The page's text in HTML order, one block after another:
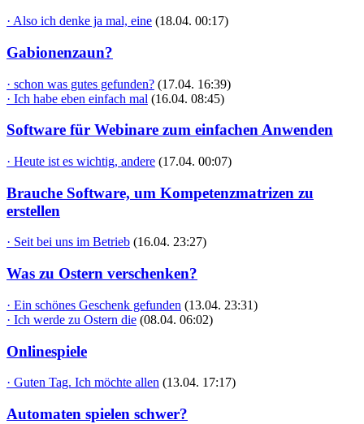
· Also ich denke ja mal, eine (18.04. 00:17)
Gabionenzaun?
· schon was gutes gefunden? (17.04. 16:39)
· Ich habe eben einfach mal (16.04. 08:45)
Software für Webinare zum einfachen Anwenden
· Heute ist es wichtig, andere (17.04. 00:07)
Brauche Software, um Kompetenzmatrizen zu
erstellen
· Seit bei uns im Betrieb (16.04. 23:27)
Was zu Ostern verschenken?
· Ein schönes Geschenk gefunden (13.04. 23:31)
· Ich werde zu Ostern die (08.04. 06:02)
Onlinespiele
· Guten Tag. Ich möchte allen (13.04. 17:17)
Automaten spielen schwer?